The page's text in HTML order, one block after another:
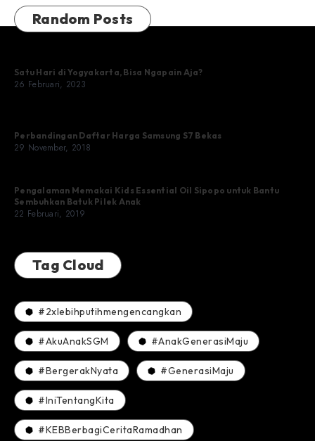
Random Posts
Satu Hari di Yogyakarta, Bisa Ngapain Aja?
26 Februari, 2023
Perbandingan Daftar Harga Samsung S7 Bekas
29 November, 2018
Pengalaman Memakai Kids Essential Oil Sipopo untuk Bantu
Sembuhkan Batuk Pilek Anak
22 Februari, 2019
Tag Cloud
#2xlebihputihmengencangkan
#AkuAnakSGM #AnakGenerasiMaju
#BergerakNyata #GenerasiMaju
#IniTentangKita
#KEBBerbagiCeritaRamadhan